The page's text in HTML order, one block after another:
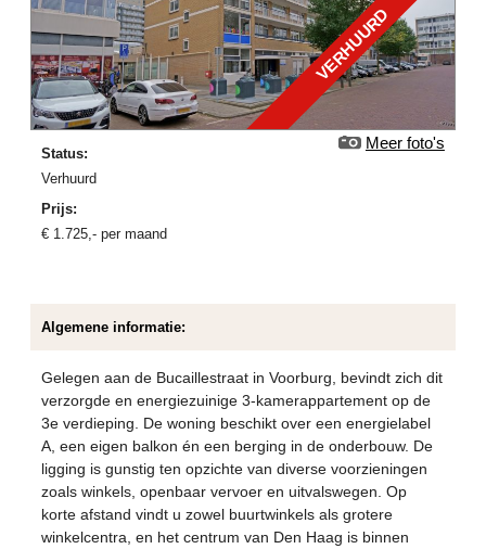
VERHUURD
Meer foto's
Status:
verhuurd
Prijs:
€ 1.725 ,- per maand
Algemene informatie:
Gelegen aan de Bucaillestraat in Voorburg, bevindt zich dit
verzorgde en energiezuinige 3-kamerappartement op de
3e verdieping. De woning beschikt over een energielabel
A, een eigen balkon én een berging in de onderbouw. De
ligging is gunstig ten opzichte van diverse voorzieningen
zoals winkels, openbaar vervoer en uitvalswegen. Op
korte afstand vindt u zowel buurtwinkels als grotere
winkelcentra, en het centrum van Den Haag is binnen